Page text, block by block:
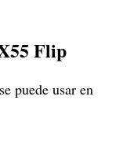
Flip
puede usar en